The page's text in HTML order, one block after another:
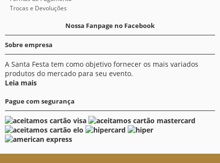
Trocas e Devoluções
Nossa Fanpage no Facebook
Sobre empresa
A Santa Festa tem como objetivo fornecer os mais variados
produtos do mercado para seu evento.
Leia mais
Pague com segurança